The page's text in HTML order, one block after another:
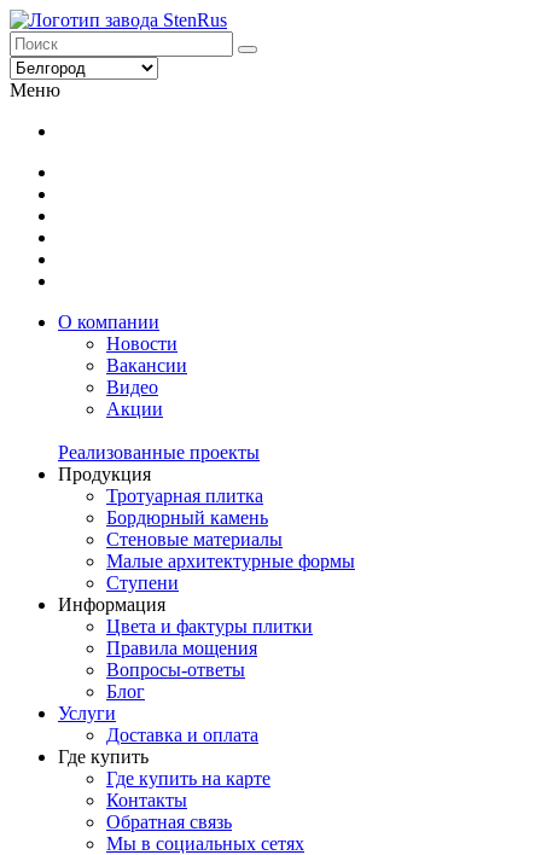
Меню
О компании
Новости
Вакансии
Видео
Акции
Реализованные проекты
Продукция
Тротуарная плитка
Бордюрный камень
Стеновые материалы
Малые архитектурные формы
Ступени
Информация
Цвета и фактуры плитки
Правила мощения
Вопросы-ответы
Блог
Услуги
Доставка и оплата
Где купить
Где купить на карте
Контакты
Обратная связь
Мы в социальных сетях